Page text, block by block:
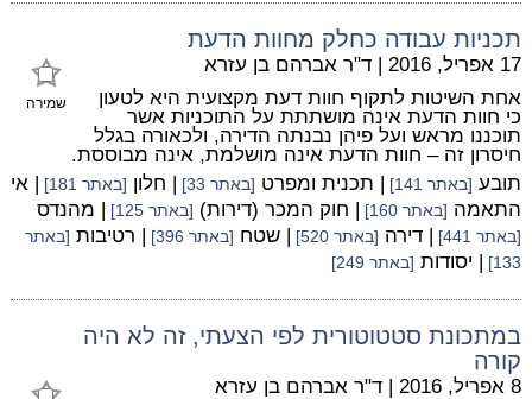
תכניות עבודה כחלק מחוות הדעת
שמירה
17 אפריל, 2016 | ד"ר אברהם בן עזרא
אחת השיטות לתקוף חוות דעת מקצועית היא לטעון
כי חוות הדעת אינה מושתתת על התוכניות אשר
תוכננו מראש ועל פיהן נבנתה הדירה, ולכאורה בגלל
חיסרון זה – חוות הדעת אינה מושלמת, אינה מבוססת.
תובע [באתר 141] | תכנית ומפרט [באתר 33] | חלון [באתר 181]
| אי
התאמה [באתר 160] | חוק המכר (דירות) [באתר 125] | מהנדס
[באתר 441] | דירה [באתר 520] | שטח [באתר 396] | רטיבות [באתר
133]
| יסודות [באתר 249]
במתכונת סטטוטורית לפי הצעתי, זה לא היה
קורה
8 אפריל, 2016 | ד"ר אברהם בן עזרא